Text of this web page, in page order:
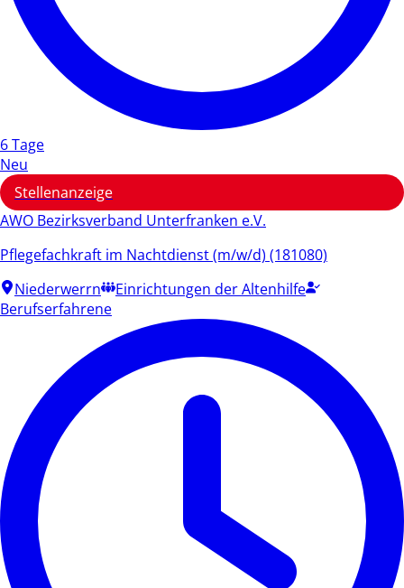
6 Tage
Neu
Stellenanzeige
AWO Bezirksverband Unterfranken e.V.
Pflegefachkraft im Nachtdienst (m/w/d) (181080)
Niederwerrn
Einrichtungen der Altenhilfe
Berufserfahrene